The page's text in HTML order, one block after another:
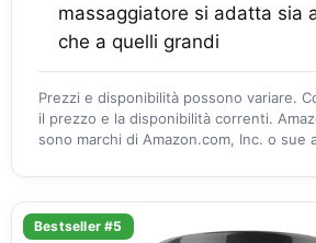
massaggiatore si adatta sia
che a quelli grandi
Prezzi e disponibilità possono variare.
il prezzo e la disponibilità correnti.
sono marchi di Amazon.com, Inc. o sue
Bestseller #5